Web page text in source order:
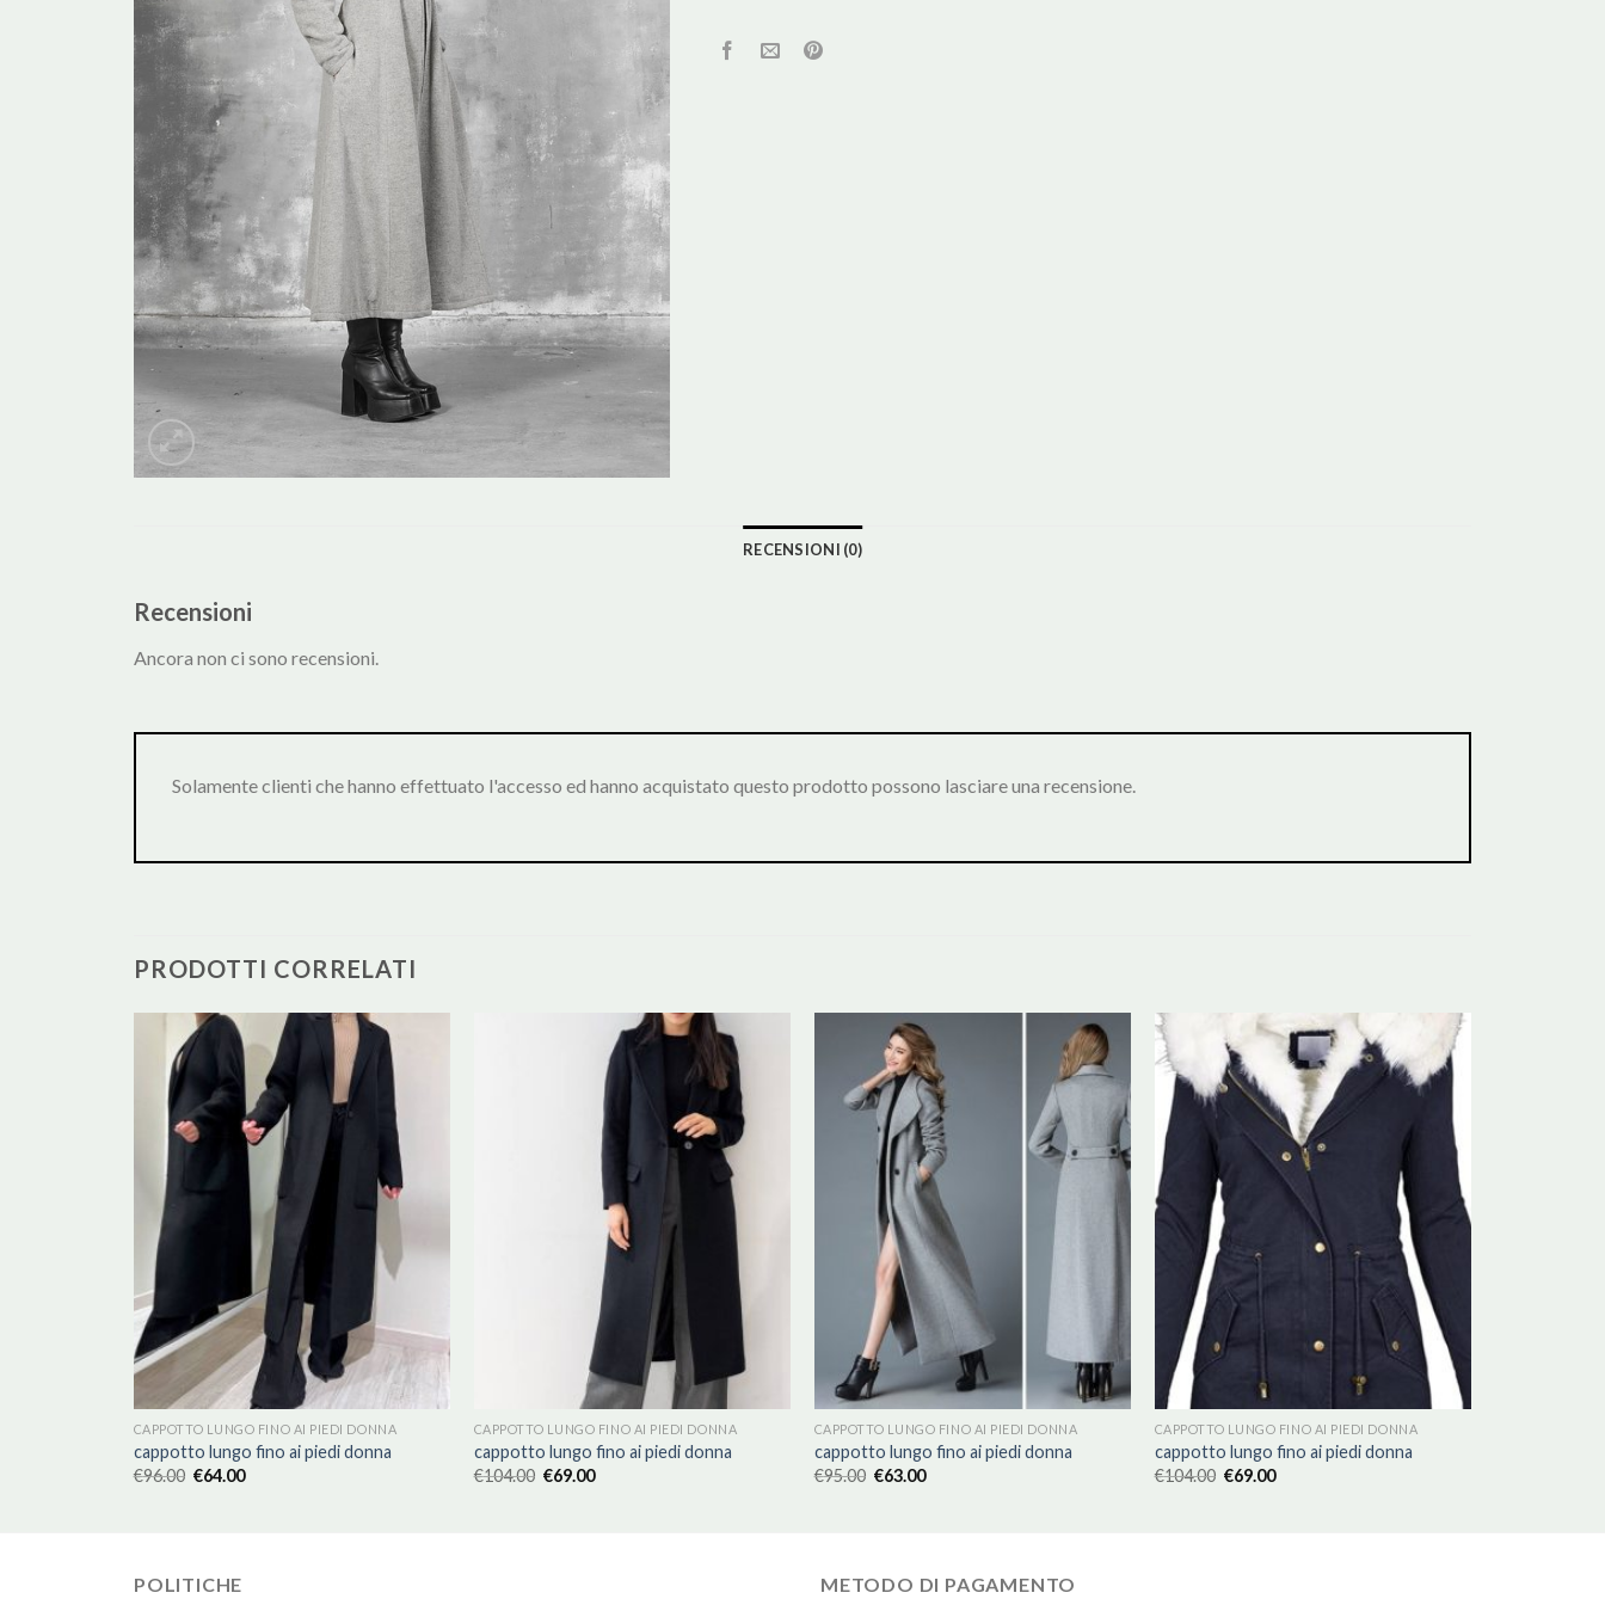
RECENSIONI (0)
Recensioni
Ancora non ci sono recensioni.
Solamente clienti che hanno effettuato l'accesso ed hanno acquistato questo prodotto possono lasciare una recensione.
PRODOTTI CORRELATI
CAPPOTTO LUNGO FINO AI PIEDI DONNA
cappotto lungo fino ai piedi donna
€96.00 €64.00
CAPPOTTO LUNGO FINO AI PIEDI DONNA
cappotto lungo fino ai piedi donna
€104.00 €69.00
CAPPOTTO LUNGO FINO AI PIEDI DONNA
cappotto lungo fino ai piedi donna
€95.00 €63.00
CAPPOTTO LUNGO FINO AI PIEDI DONNA
cappotto lungo fino ai piedi donna
€104.00 €69.00
POLITICHE METODO DI PAGAMENTO